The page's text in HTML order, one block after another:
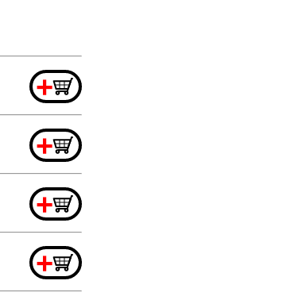
+
+
+
+